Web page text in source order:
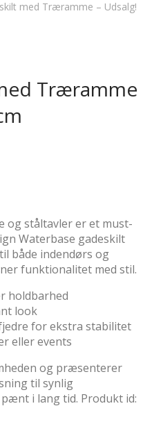
med Træramme – Udsalg!
Træramme
og ståltavler er et must-
Waterbase gadeskilt
både indendørs og
funktionalitet med stil.
holdbarhed
look
for ekstra stabilitet
eller events
og præsenterer
til synlig
i lang tid. Produkt id: